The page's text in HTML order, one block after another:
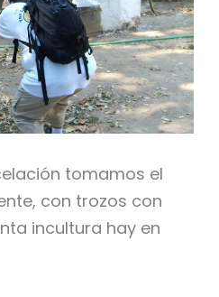
tomamos el
con trozos con
incultura hay en